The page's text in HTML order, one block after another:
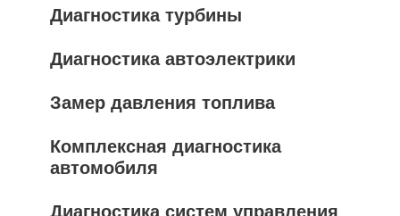
Диагностика турбины
Диагностика автоэлектрики
Замер давления топлива
Комплексная диагностика
автомобиля
Диагностика систем управления